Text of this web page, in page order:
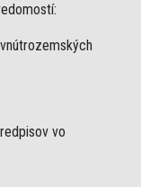
vo